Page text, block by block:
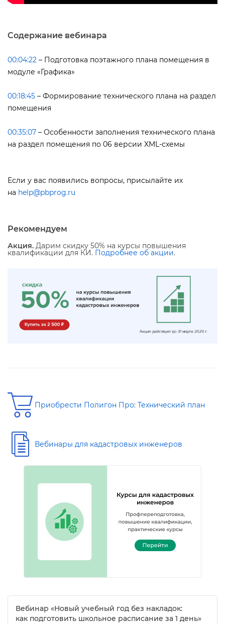
Содержание вебинара
00:04:22 – Подготовка поэтажного плана помещения
модуле «Графика»
00:18:45 – Формирование технического плана на раздел
помещения
00:35:07 – Особенности заполнения технического плана
на раздел помещения по 06 версии XML-схемы
Если у вас появились вопросы, присылайте их
на help@pbprog.ru
Рекомендуем
Акция. Дарим скидку 50% на курсы повышения
квалификации для КИ. Подробнее об акции.
Приобрести Полигон Про: Технический план
ебинары для кадастровых инженеро
ебинар «Новый учебный год без накладок:
как подготовить школьное расписание за 1 день»